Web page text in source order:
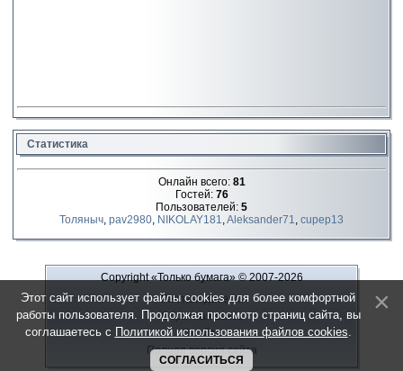
Статистика
Онлайн всего: 81
Гостей: 76
Пользователей: 5
Толяныч, pav2980, NIKOLAY181,Aleksander71, cupep13
Copyright «Только бумага»© 2007-2026
Рекламодателю
Обратная связь
О сайте
Полная версия сайта
Этот сайт использует файлы cookies для более комфортной
работы пользователя. Продолжая просмотр страниц сайта, вы
соглашаетесь с Политикой использования файлов cookies.
СОГЛАСИТЬСЯ